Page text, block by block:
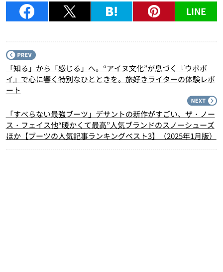
LINE
「知る」から「感じる」へ。“アイヌ文化”が息づく『ウポポ
イ』で心に響く特別なひとときを。旅好きライターの体験レポ
ート
「すべらない最強ブーツ」デサントの新作がすごい、ザ・ノー
ス・フェイス他“暖かくて最高”人気ブランドのスノーシューズ
ほか【ブーツの人気記事ランキングベスト3】（2025年1月版）